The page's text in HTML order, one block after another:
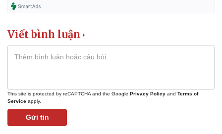
Viết bình luận
This site is protected by reCAPTCHA and the Google Privacy Policy and Terms of
Service apply.
Gửi tin